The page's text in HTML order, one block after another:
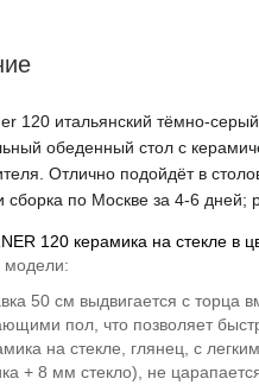
120 итальянский тёмно-
обеденный стол с
Отлично подойдёт в
сборка по Москве за 4-6
120 керамика на стекле в
модели:
50 см выдвигается с торца
пол, что позволяет
на стекле, глянец, с
+ 8 мм стекло), не